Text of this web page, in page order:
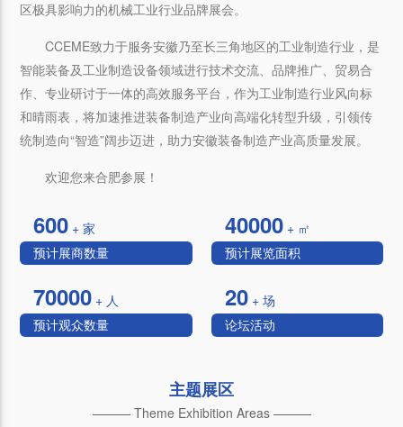
区极具影响力的机械工业行业品牌展会。
CCEME致力于服务安徽乃至长三角地区的工业制造行业，是
智能装备及工业制造设备领域进行技术交流、品牌推广、贸易合
作、专业研讨于一体的高效服务平台，作为工业制造行业风向标
和晴雨表，将加速推进装备制造产业向高端化转型升级，引领传
统制造向“智造”阔步迈进，助力安徽装备制造产业高质量发展。
欢迎您来合肥参展！
600 + 家
预计展商数量
40000+ ㎡
预计展览面积
70000 + 人
预计观众数量
20+ 场
论坛活动
主题展区
——— Theme Exhibition Areas ———